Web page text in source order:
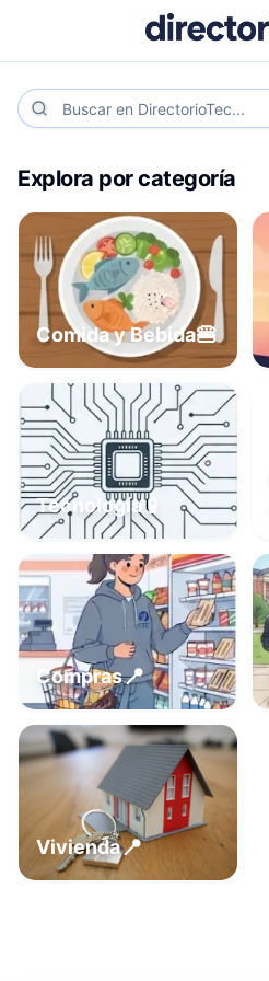
Explora por categoría
Comida y Bebida🍔
Tecnología📱
Compras📍
Vivienda📍